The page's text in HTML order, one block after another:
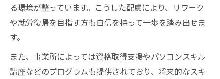
る環境が整っています。こうした配慮により、リワーク
や就労復帰を目指す方も自信を持って一歩を踏み出せま
す。
また、事業所によっては資格取得支援やパソコンスキル
講座などのプログラムも提供されており、将来的なスキ